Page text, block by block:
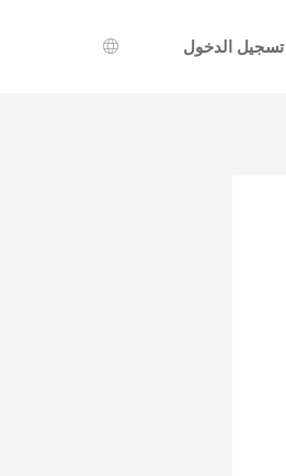
تسجيل الدخول
اختيار اللغة